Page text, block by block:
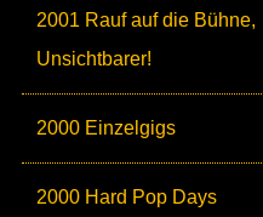
2001 Rauf auf die Bühne,
Unsichtbarer!
2000 Einzelgigs
2000 Hard Pop Days